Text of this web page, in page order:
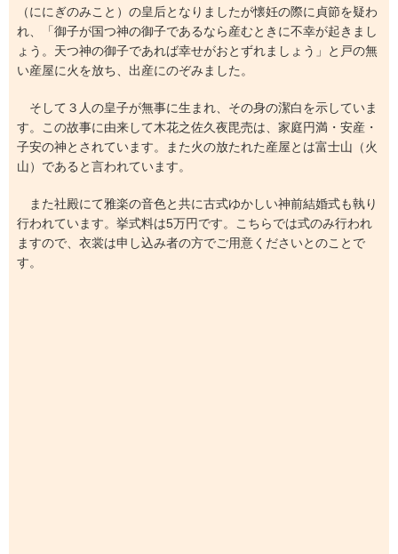
（ににぎのみこと）の皇后となりましたが懐妊の際に貞節を疑わ
れ、「御子が国つ神の御子であるなら産むときに不幸が起きまし
ょう。天つ神の御子であれば幸せがおとずれましょう」と戸の無
い産屋に火を放ち、出産にのぞみました。
そして３人の皇子が無事に生まれ、その身の潔白を示していま
す。この故事に由来して木花之佐久夜毘売は、家庭円満・安産・
子安の神とされています。また火の放たれた産屋とは富士山（火
山）であると言われています。
また社殿にて雅楽の音色と共に古式ゆかしい神前結婚式も執り
行われています。挙式料は5万円です。こちらでは式のみ行われ
ますので、衣裳は申し込み者の方でご用意くださいとのことで
す。